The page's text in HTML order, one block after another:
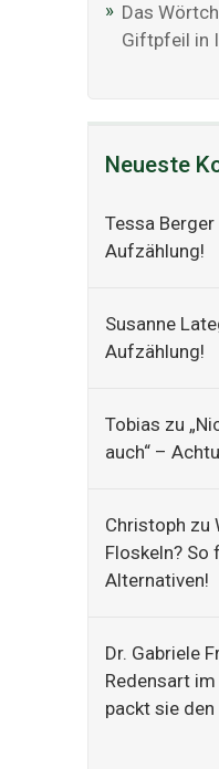
Das
Giftpfeil in
Neueste
Tessa Berger
Aufzählung!
Susanne
Aufzählung!
Tobias zu
auch“ –
Christoph zu
Floskeln? So
Alternativen!
Dr. Gabriele
Redensart
packt sie den